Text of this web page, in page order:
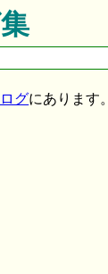
グにあります。